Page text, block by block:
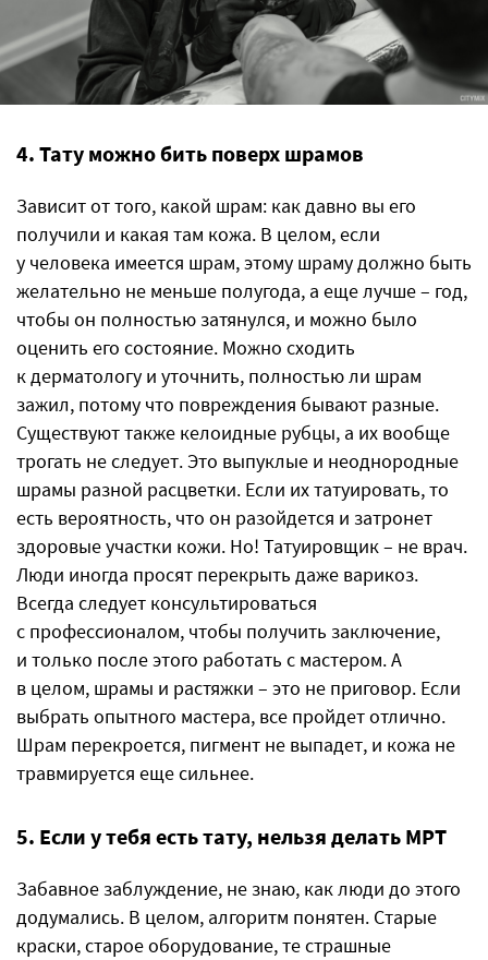
4. Тату можно бить поверх шрамов
Зависит от того, какой шрам: как давно вы его
получили и какая там кожа. В целом, если
у человека имеется шрам, этому шраму должно быть
желательно не меньше полугода, а еще лучше – год,
чтобы он полностью затянулся, и можно было
оценить его состояние. Можно сходить
к дерматологу и уточнить, полностью ли шрам
зажил, потому что повреждения бывают разные.
Существуют также келоидные рубцы, а их вообще
трогать не следует. Это выпуклые и неоднородные
шрамы разной расцветки. Если их татуировать, то
есть вероятность, что он разойдется и затронет
здоровые участки кожи. Но! Татуировщик – не врач.
Люди иногда просят перекрыть даже варикоз.
Всегда следует консультироваться
с профессионалом, чтобы получить заключение,
и только после этого работать с мастером. А
в целом, шрамы и растяжки – это не приговор. Если
выбрать опытного мастера, все пройдет отлично.
Шрам перекроется, пигмент не выпадет, и кожа не
травмируется еще сильнее.
5. Если у тебя есть тату, нельзя делать МРТ
Забавное заблуждение, не знаю, как люди до этого
додумались. В целом, алгоритм понятен. Старые
краски, старое оборудование, те страшные